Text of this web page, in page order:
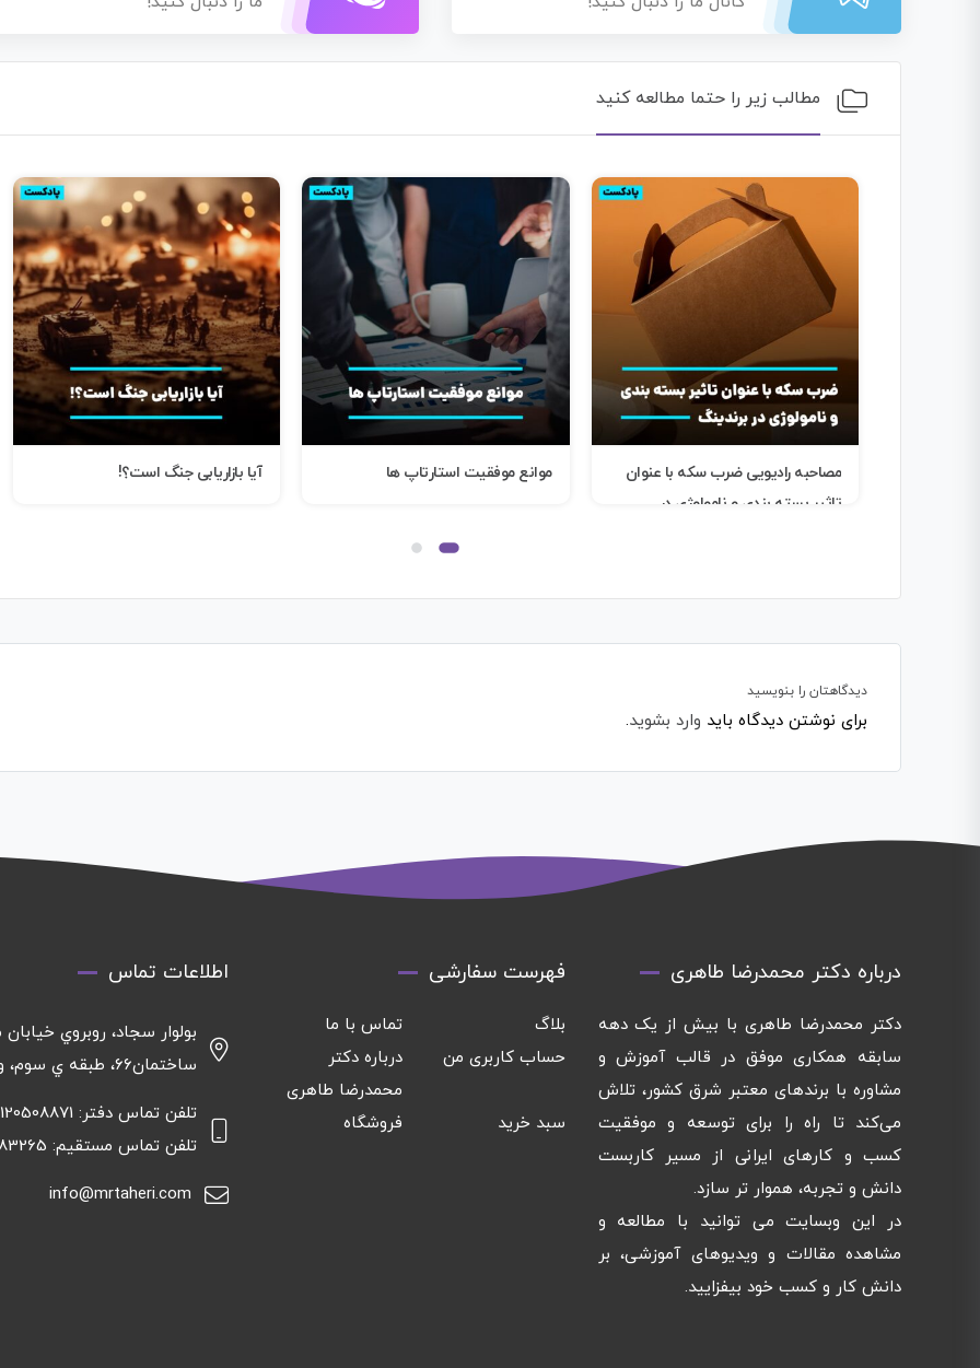
مطالب زیر را حتما مطالعه کنید
مصاحبه رادیویی ضرب سکه با عنوان
تاثیر بسته بندی و نامولوژی در
موانع موفقیت استارتاپ ها آیا بازاریابی جنگ است؟!
دیدگاهتان را بنویسید
برای نوشتن دیدگاه باید وارد بشوید.
درباره دکتر محمدرضا طاهری
دکتر محمدرضا طاهری با بیش از یک دهه
سابقه همکاری موفق در قالب آموزش و
مشاوره با برندهای معتبر شرق کشور، تلاش
می‌کند تا راه را برای توسعه و موفقیت
کسب و کارهای ایرانی از مسیر کاربست
دانش و تجربه، هموار تر سازد.
در این وبسایت می توانید با مطالعه و
مشاهده مقالات و ویدیوهای آموزشی، بر
دانش کار و کسب خود بیفزایید.
فهرست سفارشی
بلاگ
تماس با ما
حساب کاربری من
درباره دکتر
محمدرضا طاهری
سبد خرید
فروشگاه
اطلاعات تماس
بولوار سجاد، روبروي خيابان
ساختمان٦٦، طبقه ي سوم، واحد ١٦
تلفن تماس دفتر: 09120508871
تلفن تماس مستقیم: 09151583265
info@mrtaheri.com